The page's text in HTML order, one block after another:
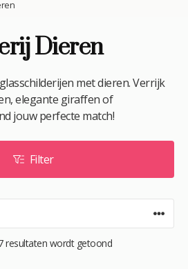
Dieren
met dieren. Verrijk
elegante giraffen of
jouw perfecte match!
Filter
resultaten wordt getoond